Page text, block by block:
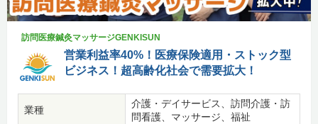
訪問医療鍼灸マッサージGENKISUN
営業利益率40%！医療保険適用・ストック型
ビジネス！超高齢化社会で需要拡大！
業種
介護・デイサービス、訪問介護・訪
問看護、マッサージ、福祉